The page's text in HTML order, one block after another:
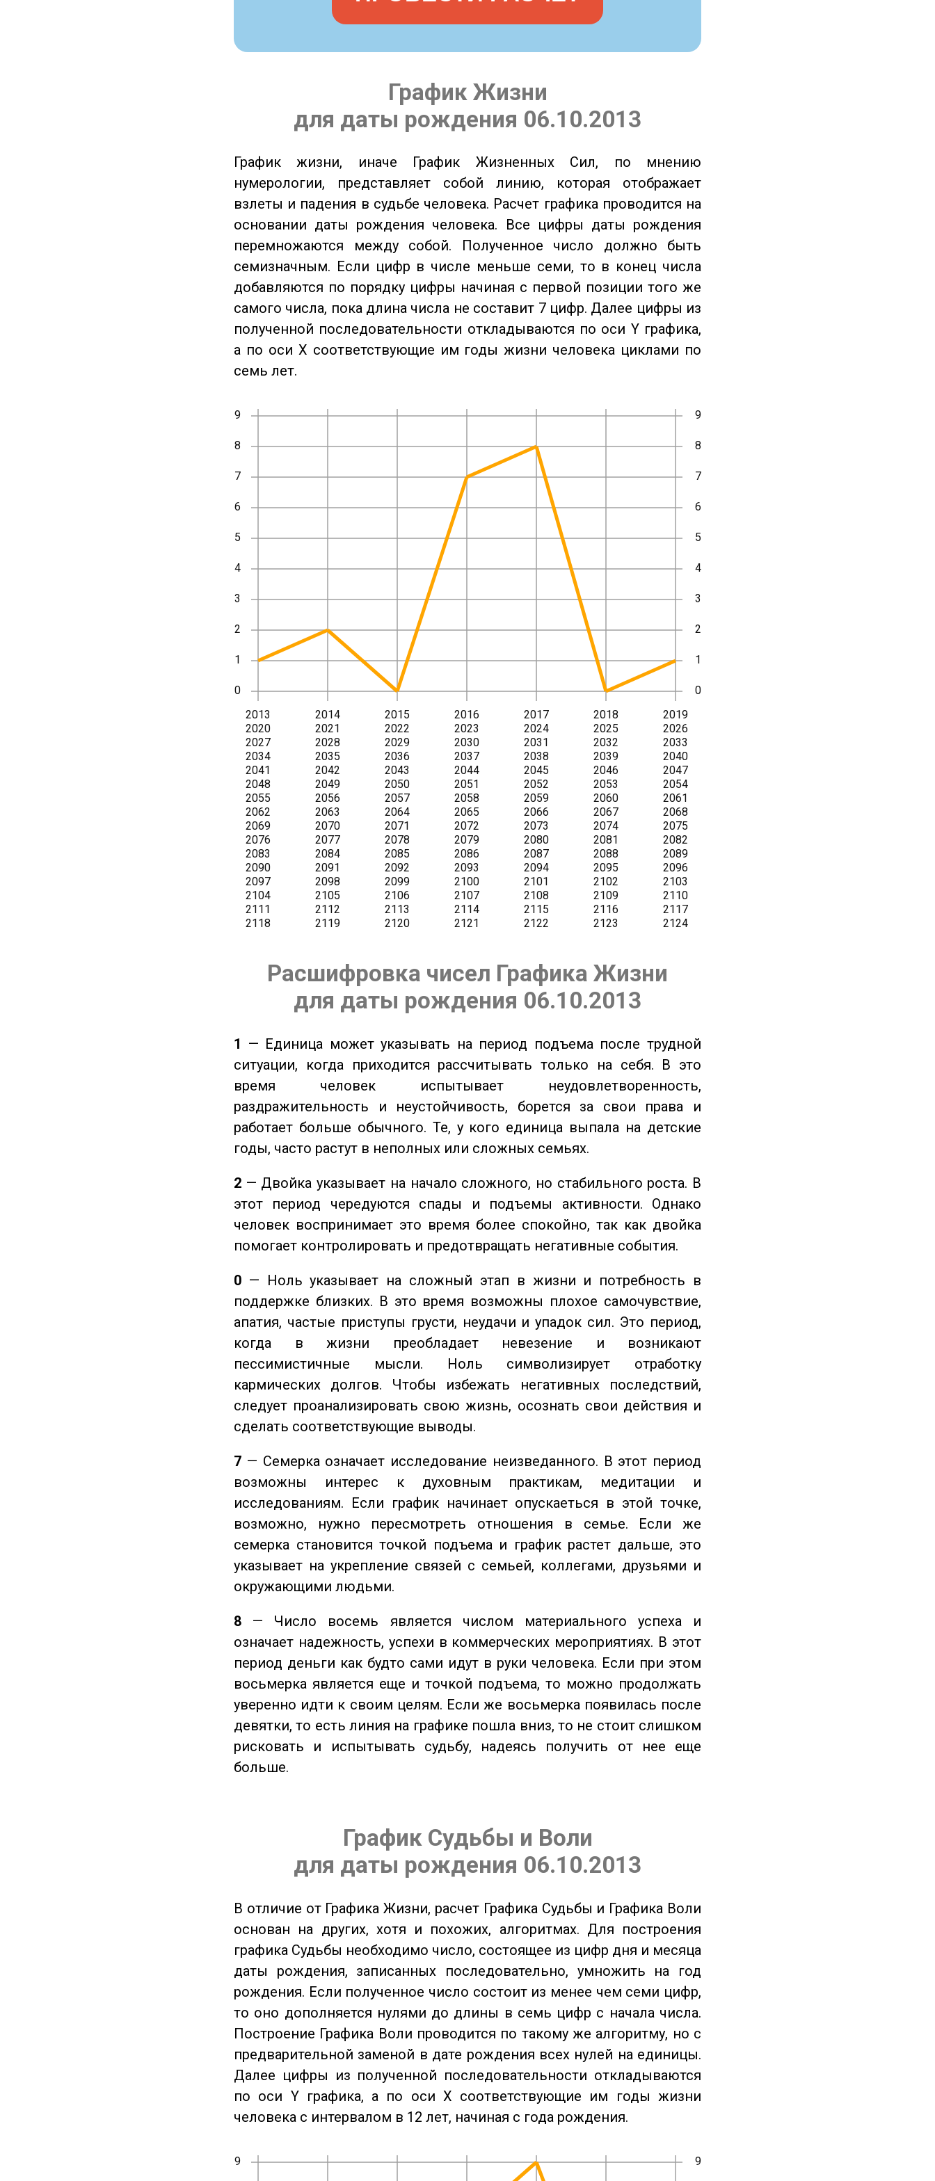
График Жизни
для даты рождения 06.10.2013
График жизни, иначе График Жизненных Сил, по мнению
нумерологии, представляет собой линию, которая отображает
взлеты и падения в судьбе человека. Расчет графика проводится на
основании даты рождения человека. Все цифры даты рождения
перемножаются между собой. Полученное число должно быть
семизначным. Если цифр в числе меньше семи, то в конец числа
добавляются по порядку цифры начиная с первой позиции того же
самого числа, пока длина числа не составит 7 цифр. Далее цифры из
полученной последовательности откладываются по оси Y графика,
а по оси X соответствующие им годы жизни человека циклами по
семь лет.
Расшифровка чисел Графика Жизни
для даты рождения 06.10.2013
1 — Единица может указывать на период подъема после трудной
ситуации, когда приходится рассчитывать только на себя. В это
время человек испытывает неудовлетворенность,
раздражительность и неустойчивость, борется за свои права и
работает больше обычного. Те, у кого единица выпала на детские
годы, часто растут в неполных или сложных семьях.
2 — Двойка указывает на начало сложного, но стабильного роста. В
этот период чередуются спады и подъемы активности. Однако
человек воспринимает это время более спокойно, так как двойка
помогает контролировать и предотвращать негативные события.
0 — Ноль указывает на сложный этап в жизни и потребность в
поддержке близких. В это время возможны плохое самочувствие,
апатия, частые приступы грусти, неудачи и упадок сил. Это период,
когда в жизни преобладает невезение и возникают
пессимистичные мысли. Ноль символизирует отработку
кармических долгов. Чтобы избежать негативных последствий,
следует проанализировать свою жизнь, осознать свои действия и
сделать соответствующие выводы.
7 — Семерка означает исследование неизведанного. В этот период
возможны интерес к духовным практикам, медитации и
исследованиям. Если график начинает опускаеться в этой точке,
возможно, нужно пересмотреть отношения в семье. Если же
семерка становится точкой подъема и график растет дальше, это
указывает на укрепление связей с семьей, коллегами, друзьями и
окружающими людьми.
8 — Число восемь является числом материального успеха и
означает надежность, успехи в коммерческих мероприятиях. В этот
период деньги как будто сами идут в руки человека. Если при этом
восьмерка является еще и точкой подъема, то можно продолжать
уверенно идти к своим целям. Если же восьмерка появилась после
девятки, то есть линия на графике пошла вниз, то не стоит слишком
рисковать и испытывать судьбу, надеясь получить от нее еще
больше.
График Судьбы и Воли
для даты рождения 06.10.2013
В отличие от Графика Жизни, расчет Графика Судьбы и Графика Воли
основан на других, хотя и похожих, алгоритмах. Для построения
графика Судьбы необходимо число, состоящее из цифр дня и месяца
даты рождения, записанных последовательно, умножить на год
рождения. Если полученное число состоит из менее чем семи цифр,
то оно дополняется нулями до длины в семь цифр с начала числа.
Построение Графика Воли проводится по такому же алгоритму, но с
предварительной заменой в дате рождения всех нулей на единицы.
Далее цифры из полученной последовательности откладываются
по оси Y графика, а по оси X соответствующие им годы жизни
человека с интервалом в 12 лет, начиная с года рождения.